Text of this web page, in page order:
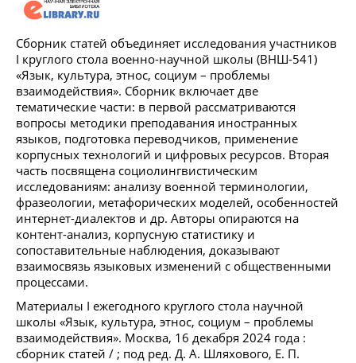
Сборник статей объединяет исследования участников
I круглого стола военно-научной школы (ВНШ-541)
«Язык, культура, этнос, социум – проблемы
взаимодействия». Сборник включает две
тематические части: в первой рассматриваются
вопросы методики преподавания иностранных
языков, подготовка переводчиков, применение
корпусных технологий и цифровых ресурсов. Вторая
часть посвящена социолингвистическим
исследованиям: анализу военной терминологии,
фразеологии, метафорических моделей, особенностей
интернет-диалектов и др. Авторы опираются на
контент-анализ, корпусную статистику и
сопоставительные наблюдения, доказывают
взаимосвязь языковых изменений с общественными
процессами.
Материалы I ежегодного круглого стола научной
школы «Язык, культура, этнос, социум – проблемы
взаимодействия». Москва, 16 декабря 2024 года :
сборник статей / ; под ред. Д. А. Шляхового, Е. П.